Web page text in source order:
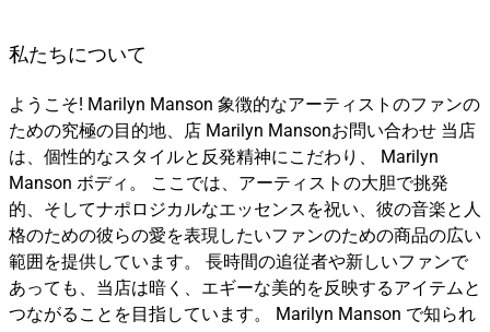
私たちについて
ようこそ! Marilyn Manson 象徴的なアーティストのファンの
ための究極の目的地、店 Marilyn Mansonお問い合わせ 当店
は、個性的なスタイルと反発精神にこだわり、 Marilyn
Manson ボディ。 ここでは、アーティストの大胆で挑発
的、そしてナポロジカルなエッセンスを祝い、彼の音楽と人
格のための彼らの愛を表現したいファンのための商品の広い
範囲を提供しています。 長時間の追従者や新しいファンで
あっても、当店は暗く、エギーな美的を反映するアイテムと
つながることを目指しています。 Marilyn Manson で知られ